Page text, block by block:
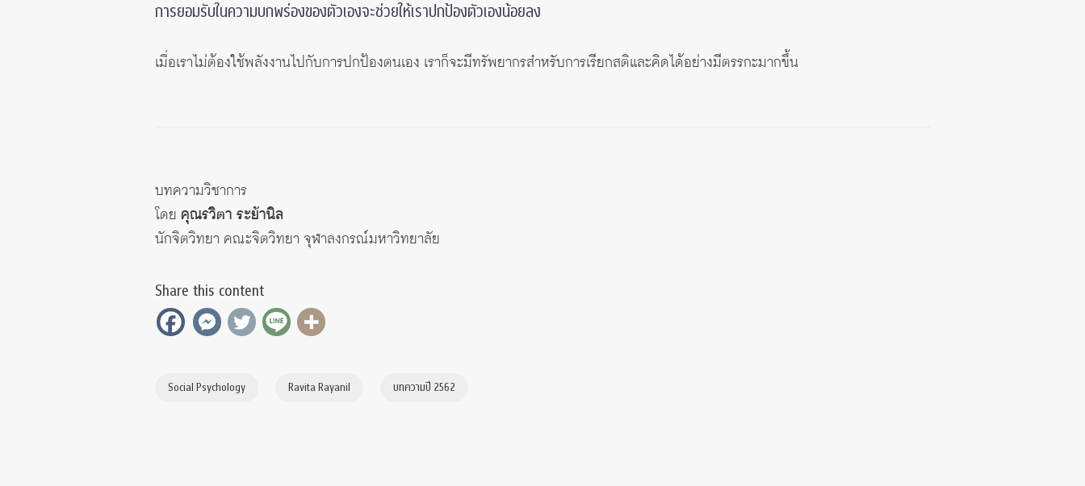
การยอมรับในความบกพร่องของตัวเองจะช่วยให้เราปกป้องตัวเองน้อยลง
เมื่อเราไม่ต้องใช้พลังงานไปกับการปกป้องตนเอง เราก็จะมีทรัพยากรสำหรับการเรียกสติและคิดได้อย่างมีตรรกะมากขึ้น
บทความวิชาการ
โดย คุณรวิตา ระย้านิล
นักจิตวิทยา คณะจิตวิทยา จุฬาลงกรณ์มหาวิทยาลัย
Share this content
Social Psychology Ravita Rayanil บทความปี 2562